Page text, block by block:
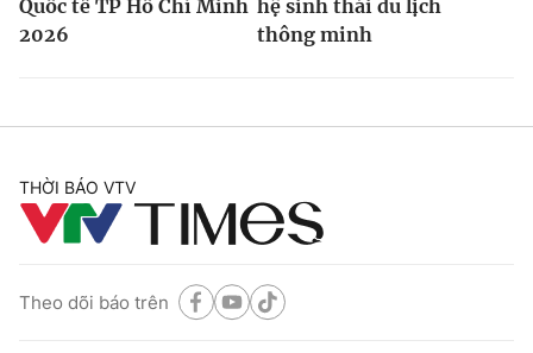
Quốc tế TP Hồ Chí Minh
2026
hệ sinh thái du lịch
thông minh
THỜI BÁO VTV
Theo dõi báo trên